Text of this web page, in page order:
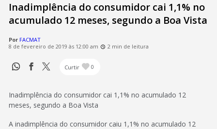
Inadimplência do consumidor cai 1,1% no
acumulado 12 meses, segundo a Boa Vista
Por FACMAT
8 de fevereiro de 2019 às 12:00 am
2 min de leitura
Curtir 0
Inadimplência do consumidor cai 1,1% no acumulado 12
meses, segundo a Boa Vista
A inadimplência do consumidor caiu 1,1% no acumulado 12